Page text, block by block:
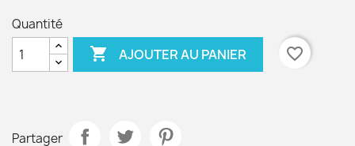
Quantité
 AJOUTER AU PANIER favorite_border
Partager